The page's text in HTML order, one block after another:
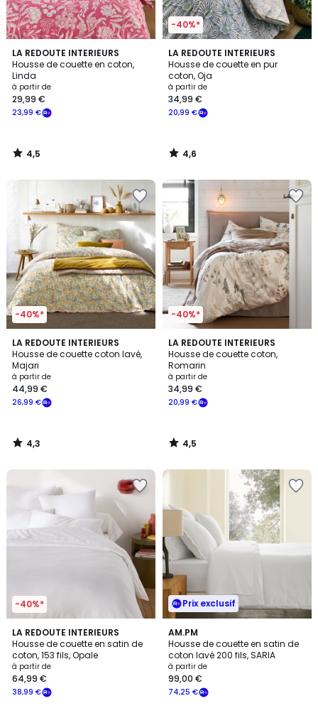
LA REDOUTE INTERIEURS
Housse de couette en coton,
Linda
à partir de
23,99 €
29,99 €
4,5
/ 5
4,5
/
-40%*
LA REDOUTE INTERIEURS
Housse de couette en pur
coton, Oja
à partir de
20,99 €
34,99 €
4,6
/ 5
4,6
/
-40%*
LA REDOUTE INTERIEURS
Housse de couette coton lavé,
Majari
à partir de
26,99 €
44,99 €
4,3
/ 5
4,3
/
-40%*
LA REDOUTE INTERIEURS
Housse de couette coton,
Romarin
à partir de
20,99 €
34,99 €
4,5
/ 5
4,5
/
-40%*
LA REDOUTE INTERIEURS
Housse de couette en satin de
coton, 153 fils, Opale
à partir de
38,99 €
64,99 €
4,4
/ 5
8
Couleurs
Prix exclusif
AM.PM
Housse de couette en satin de
coton lavé 200 fils, SARIA
à partir de
74,25 €
99,00 €
4,8
/ 5
9
Couleurs